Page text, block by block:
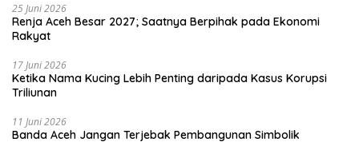
25 Juni 2026
Renja Aceh Besar 2027; Saatnya Berpihak pada Ekonomi
Rakyat
17 Juni 2026
Ketika Nama Kucing Lebih Penting daripada Kasus Korupsi
Triliunan
11 Juni 2026
Banda Aceh Jangan Terjebak Pembangunan Simbolik